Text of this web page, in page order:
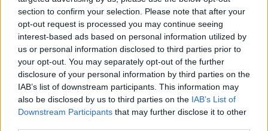
section to confirm your selection. Please note that after your
opt-out request is processed you may continue seeing
interest-based ads based on personal information utilized by
us or personal information disclosed to third parties prior to
your opt-out. You may separately opt-out of the further
disclosure of your personal information by third parties on the
IAB’s list of downstream participants. This information may
also be disclosed by us to third parties on the IAB’s List of
Downstream Participants that may further disclose it to other
Fabiano de Abreu Agrela Rodrigues ressalta que não há
evidências de que o ambiente digital provoque mudanças
genéticas na espécie humana. A adaptação observada,
afirma, ocorre por meio da neuroplasticidade, processo
pelo qual os circuitos neurais se reorganizam em
resposta às experiências.
“O principal desafio é preservar a capacidade de reflexão
vitória do francês Luca Van Assche
Publicado 2 dias atrás on
07/08/2026
Por Ígor Lopes
O “Millennium Estoril Open 2026” decorreu entre os
dias 18 e 26 de julho, no Clube de Ténis do Estoril, em